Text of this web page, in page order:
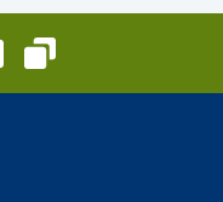
E-Mail
Link kopieren